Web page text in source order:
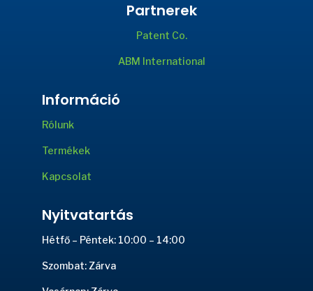
Partnerek
Patent Co.
ABM International
Információ
Rólunk
Termékek
Kapcsolat
Nyitvatartás
Hétfő – Péntek: 10:00 – 14:00
Szombat: Zárva